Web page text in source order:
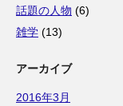
話題の人物 (6)
雑学 (13)
アーカイブ
2016年3月